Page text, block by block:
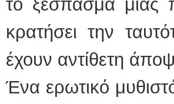
το ξέσπασμα μιας
κρατήσει την
έχουν αντίθετη
Ένα ερωτικό